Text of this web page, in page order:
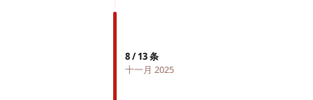
8/13条
十一月 2025